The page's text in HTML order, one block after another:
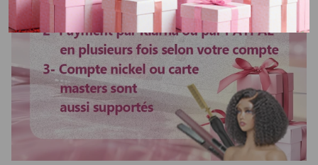
délai de livraison environs7-
jours, il n'y a pas de livraison
pendant weekend.
Délai d'utilisation Plus de 3 ans
Bandes élastique Ajustable
Colorable ou
Oui